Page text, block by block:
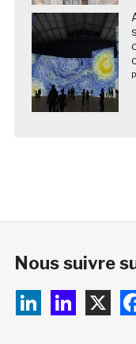
Nous suivre